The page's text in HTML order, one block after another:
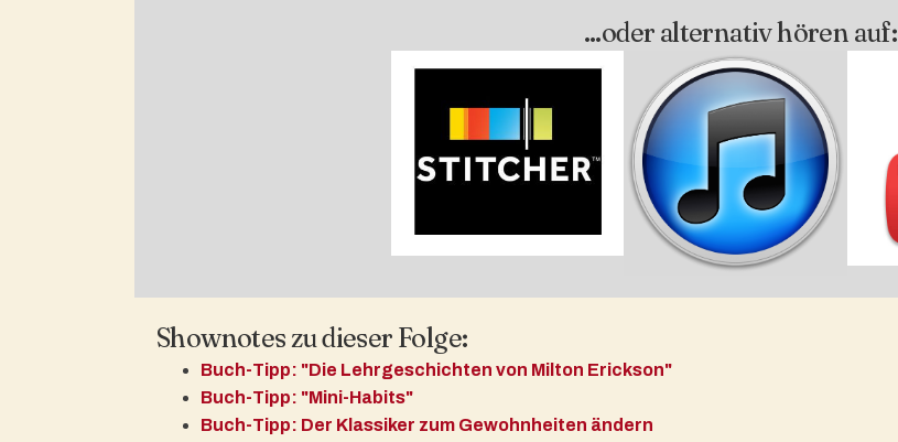
...oder alternativ hören auf:
Shownotes zu dieser Folge:
Buch-Tipp: "Die Lehrgeschichten von Milton Erickson"
Buch-Tipp: "Mini-Habits"
Buch-Tipp: Der Klassiker zum Gewohnheiten ändern